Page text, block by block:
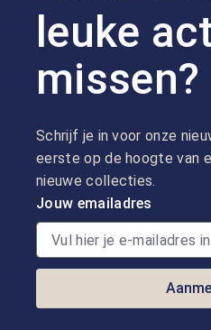
leuke
missen?
Schrijf je in voor onze
eerste op de hoogte van
nieuwe collecties.
Jouw emailadres